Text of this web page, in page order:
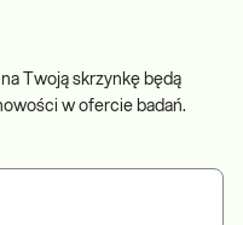
Twoją skrzynkę będą
w ofercie badań.